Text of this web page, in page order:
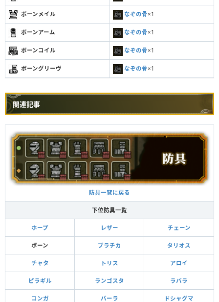
ボーンメイル なぞの骨×1
ボーンアーム なぞの骨×1
ボーンコイル なぞの骨×1
ボーングリーヴ なぞの骨×1
関連記事
防具一覧に戻る
下位防具一覧
ホープ レザー チェーン
ボーン ブラチカ タリオス
チャタ トリス アロイ
ピラギル ランゴスタ ラバラ
コンガ バーラ ドシャグマ